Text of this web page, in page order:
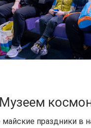
праздники в